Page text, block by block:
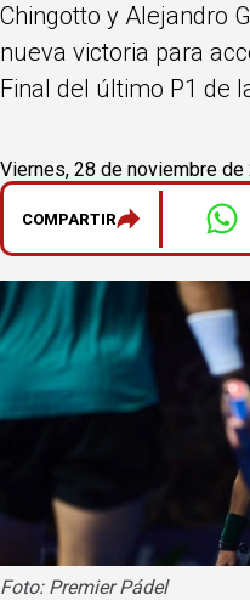
Chingotto y Alejandro
nueva victoria para
Final del último P1 de
Viernes, 28 de noviembre de
COMPARTIR
Foto: Premier Pádel